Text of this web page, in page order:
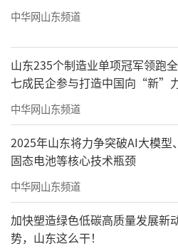
中华网山东频道
山东235个制造业单项冠军领跑
七成民企参与打造中国向“新”力
中华网山东频道
2025年山东将力争突破AI大模型
固态电池等核心技术瓶颈
中华网山东频道
加快塑造绿色低碳高质量发展新
势，山东这么干！